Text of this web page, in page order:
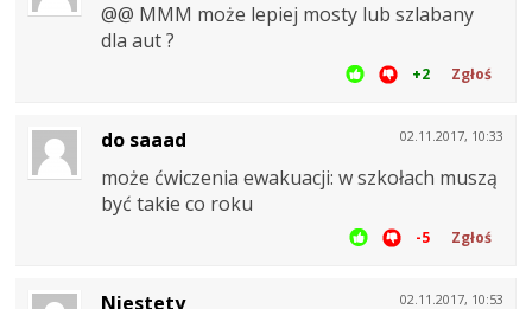
@@ MMM może lepiej mosty lub szlabany
dla aut ?
+2 Zgłoś
02.11.2017, 10:33
do saaad
może ćwiczenia ewakuacji: w szkołach muszą
być takie co roku
-5 Zgłoś
02.11.2017, 10:53
Niestety